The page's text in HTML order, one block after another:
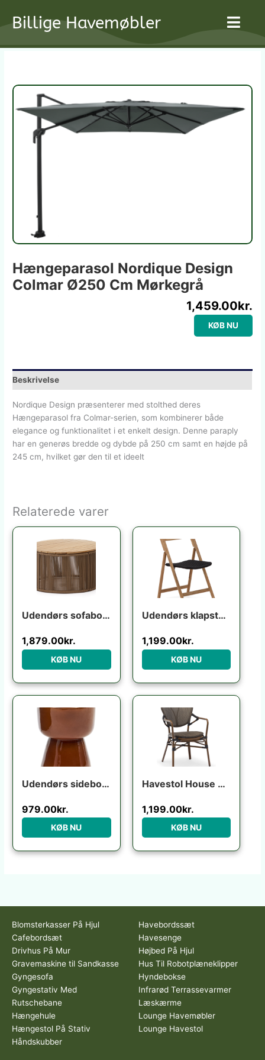
Billige Havemøbler
Hængeparasol Nordique Design
Colmar Ø250 Cm Mørkegrå
1,459.00kr.
KØB NU
Beskrivelse
Nordique Design præsenterer med stolthed deres
Hængeparasol fra Colmar-serien, som kombinerer både
elegance og funktionalitet i et enkelt design. Denne paraply
har en generøs bredde og dybde på 250 cm samt en højde på
245 cm, hvilket gør den til et ideelt
Relaterede varer
Udendørs sofabord Kave Home Dandara Ø70 x H40 cm stål/akaciatræ rustik
1,879.00kr.
KØB NU
Udendørs klapstol Kave Home Dandara i akacietræ foldbar UV-resistent flerfarvet rustik
1,199.00kr.
KØB NU
Udendørs sidebord Kave Home Mesquida terracotta fibercement H45,5x36x36 cm
979.00kr.
KØB NU
Havestol House of Sander Colmar udendørs spisebordsstol i aluminium lysebrun med sorte detaljer H84ÃB56ÃL64 cm
1,199.00kr.
KØB NU
Blomsterkasser På Hjul
Cafebordsæt
Drivhus På Mur
Gravemaskine til Sandkasse
Gyngesofa
Gyngestativ Med
Rutschebane
Hængehule
Hængestol På Stativ
Håndskubber
Havebordssæt
Havesenge
Højbed På Hjul
Hus Til Robotplæneklipper
Hyndebokse
Infrarød Terrassevarmer
Læskærme
Lounge Havemøbler
Lounge Havestol